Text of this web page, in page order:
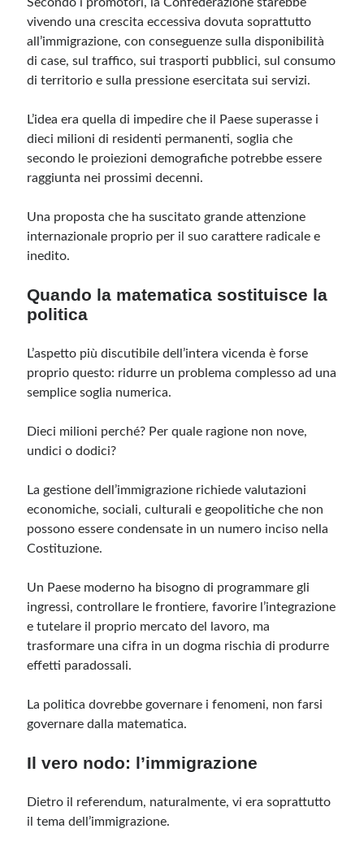
vivendo una crescita eccessiva dovuta soprattutto
all’immigrazione, con conseguenze sulla disponibilità
di case, sul traffico, sui trasporti pubblici, sul consumo
di territorio e sulla pressione esercitata sui servizi.
L’idea era quella di impedire che il Paese superasse i
dieci milioni di residenti permanenti, soglia che
secondo le proiezioni demografiche potrebbe essere
raggiunta nei prossimi decenni.
Una proposta che ha suscitato grande attenzione
internazionale proprio per il suo carattere radicale e
inedito.
Quando la matematica sostituisce la
politica
L’aspetto più discutibile dell’intera vicenda è forse
proprio questo: ridurre un problema complesso ad una
semplice soglia numerica.
Dieci milioni perché? Per quale ragione non nove,
undici o dodici?
La gestione dell’immigrazione richiede valutazioni
economiche, sociali, culturali e geopolitiche che non
possono essere condensate in un numero inciso nella
Costituzione.
Un Paese moderno ha bisogno di programmare gli
ingressi, controllare le frontiere, favorire l’integrazione
e tutelare il proprio mercato del lavoro, ma
trasformare una cifra in un dogma rischia di produrre
effetti paradossali.
La politica dovrebbe governare i fenomeni, non farsi
governare dalla matematica.
Il vero nodo: l’immigrazione
Dietro il referendum, naturalmente, vi era soprattutto
il tema dell’immigrazione.